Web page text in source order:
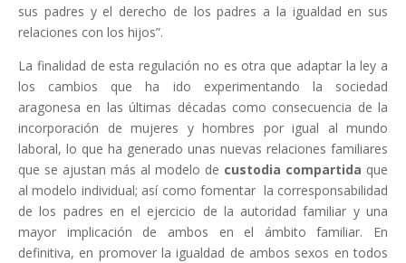
sus padres y el derecho de los padres a la igualdad en sus
relaciones con los hijos”.
La finalidad de esta regulación no es otra que adaptar la ley a
los cambios que ha ido experimentando la sociedad
aragonesa en las últimas décadas como consecuencia de la
incorporación de mujeres y hombres por igual al mundo
laboral, lo que ha generado unas nuevas relaciones familiares
que se ajustan más al modelo de custodia compartida que
al modelo individual; así como fomentar la corresponsabilidad
de los padres en el ejercicio de la autoridad familiar y una
mayor implicación de ambos en el ámbito familiar. En
definitiva, en promover la igualdad de ambos sexos en todos